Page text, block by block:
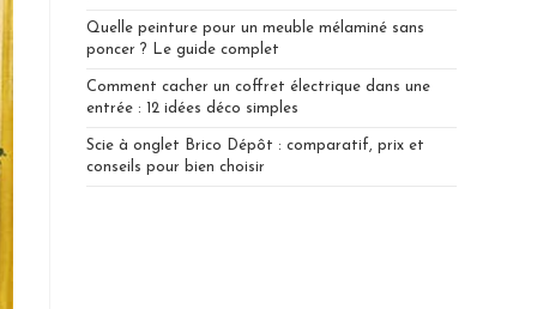
Quelle peinture pour un meuble mélaminé sans
poncer ? Le guide complet
Comment cacher un coffret électrique dans une
entrée : 12 idées déco simples
Scie à onglet Brico Dépôt : comparatif, prix et
conseils pour bien choisir